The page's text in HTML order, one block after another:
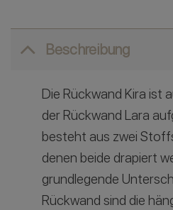
Beschreibung
Die Rückwand Kira ist
der Rückwand Lara
besteht aus zwei
denen beide drapiert
grundlegende
Rückwand sind die